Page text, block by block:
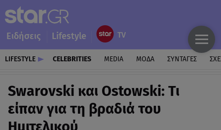
Ειδήσεις Lifestyle
LIFESTYLE CELEBRITIES MEDIA ΜΟΔΑ ΣΥΝΤΑΓΕΣ
Swarovski και Ostowski: Τι
είπαν για τη βραδιά του